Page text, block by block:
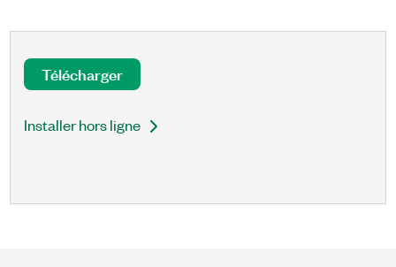
Télécharger
Installer hors ligne